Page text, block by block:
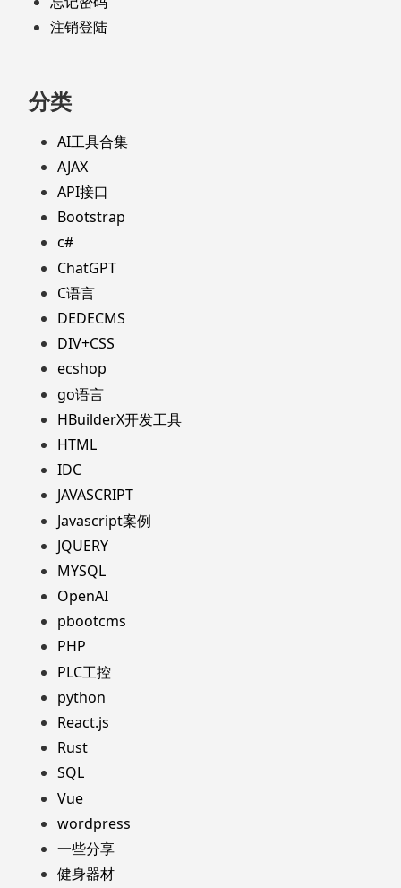
注销登陆
分类
AI工具合集
AJAX
API接口
Bootstrap
c#
ChatGPT
C语言
DEDECMS
DIV+CSS
ecshop
go语言
HBuilderX开发工具
HTML
IDC
JAVASCRIPT
Javascript案例
JQUERY
MYSQL
OpenAI
pbootcms
PHP
PLC工控
python
React.js
Rust
SQL
Vue
wordpress
一些分享
健身器材